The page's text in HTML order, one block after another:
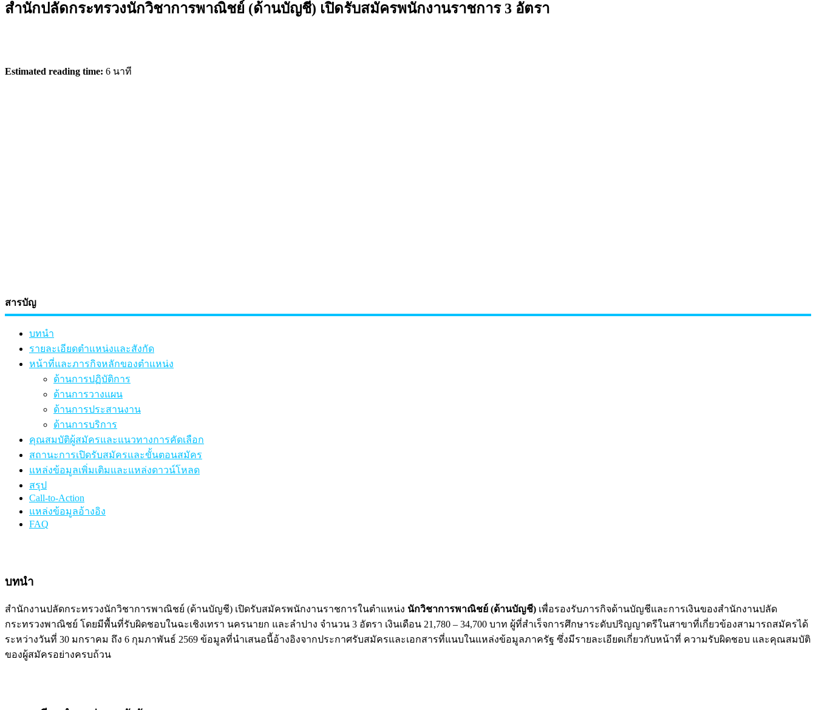
สำนักปลัดกระทรวงนักวิชาการพาณิชย์ (ด้านบัญชี) เปิดรับสมัครพนักงานราชการ 3 อัตรา
Estimated reading time: 6 นาที
สารบัญ
บทนำ
รายละเอียดตำแหน่งและสังกัด
หน้าที่และภารกิจหลักของตำแหน่ง
ด้านการปฏิบัติการ
ด้านการวางแผน
ด้านการประสานงาน
ด้านการบริการ
คุณสมบัติผู้สมัครและแนวทางการคัดเลือก
สถานะการเปิดรับสมัครและขั้นตอนสมัคร
แหล่งข้อมูลเพิ่มเติมและแหล่งดาวน์โหลด
สรุป
Call-to-Action
แหล่งข้อมูลอ้างอิง
FAQ
บทนำ
สำนักงานปลัดกระทรวงนักวิชาการพาณิชย์ (ด้านบัญชี) เปิดรับสมัครพนักงานราชการในตำแหน่ง นักวิชาการพาณิชย์ (ด้านบัญชี) เพื่อรองรับภารกิจด้านบัญชีและการเงินของสำนักงานปลัด
กระทรวงพาณิชย์ โดยมีพื้นที่รับผิดชอบในฉะเชิงเทรา นครนายก และลำปาง จำนวน 3 อัตรา เงินเดือน 21,780 – 34,700 บาท ผู้ที่สำเร็จการศึกษาระดับปริญญาตรีในสาขาที่เกี่ยวข้องสามารถสมัครได้
ระหว่างวันที่ 30 มกราคม ถึง 6 กุมภาพันธ์ 2569 ข้อมูลที่นำเสนอนี้อ้างอิงจากประกาศรับสมัครและเอกสารที่แนบในแหล่งข้อมูลภาครัฐ ซึ่งมีรายละเอียดเกี่ยวกับหน้าที่ ความรับผิดชอบ และคุณสมบัติ
ของผู้สมัครอย่างครบถ้วน